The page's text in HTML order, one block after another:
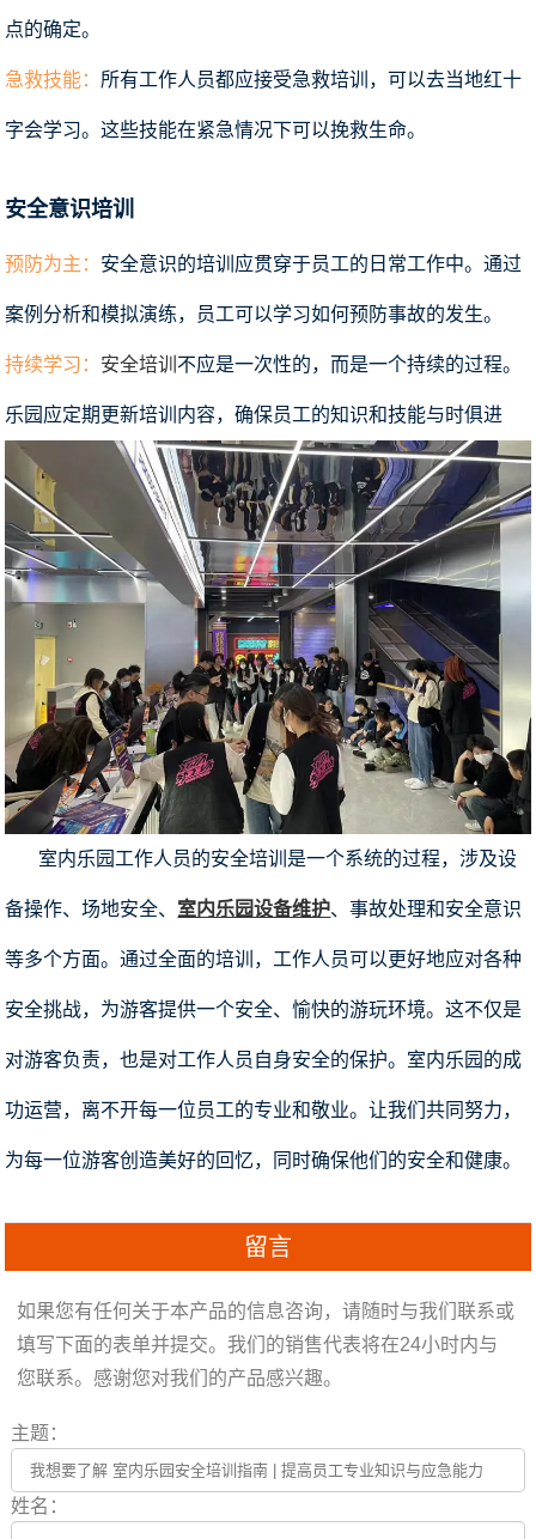
点的确定。
急救技能： 所有工作人员都应接受急救培训，可以去当地红十
字会学习。这些技能在紧急情况下可以挽救生命。
安全意识培训
预防为主： 安全意识的培训应贯穿于员工的日常工作中。通过
案例分析和模拟演练，员工可以学习如何预防事故的发生。
持续学习： 安全培训 不应是一次性的，而是一个持续的过程。
乐园应定期更新培训内容，确保员工的知识和技能与时俱进
室内乐园工作人员的安全培训是一个系统的过程，涉及设
备操作、场地安全、 室内乐园设备维护、事故处理和安全意识
等多个方面。通过全面的培训，工作人员可以更好地应对各种
安全挑战，为游客提供一个安全、愉快的游玩环境。这不仅是
对游客负责，也是对工作人员自身安全的保护。室内乐园的成
功运营，离不开每一位员工的专业和敬业。让我们共同努力，
为每一位游客创造美好的回忆，同时确保他们的安全和健康。
留言
如果您有任何关于本产品的信息咨询，请随时与我们联系或
填写下面的表单并提交。我们的销售代表将在24小时内与
您联系。感谢您对我们的产品感兴趣。
主题：
姓名：